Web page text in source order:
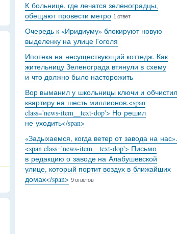
К больнице, где лечатся зеленоградцы,
обещают провести метро 1 ответ
Очередь к «Иридиуму» блокируют новую
выделенку на улице Гоголя
Ипотека на несуществующий коттедж. Как
жительницу Зеленограда втянули в схему
и что должно было насторожить
Вор выманил у школьницы ключи и обчистил
квартиру на шесть миллионов.<span
class='news-item__text-dop'> Но решил
не уходить</span>
«Задыхаемся, когда ветер от завода на нас».
<span class='news-item__text-dop'> Письмо
в редакцию о заводе на Алабушевской
улице, который портит воздух в ближайших
домах</span> 9 ответов